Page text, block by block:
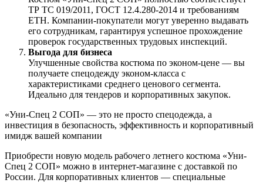
ТР ТС 019/2011, ГОСТ 12.4.280-2014 и требованиям
ЕТН. Компании-покупатели могут уверенно выдавать
его сотрудникам, гарантируя успешное прохождение
проверок государственных трудовых инспекций.
Выгода для бизнеса
Улучшенные свойства костюма по эконом-цене — вы
получаете спецодежду эконом-класса с
характеристиками среднего ценового сегмента.
Идеально для тендеров и корпоративных закупок.
«Уни-Спец 2 СОП» — это не просто спецодежда, а
инвестиция в безопасность, эффективность и корпоративный
имидж вашей компании
Приобрести новую модель рабочего летнего костюма «Уни-
Спец 2 СОП» можно в интернет-магазине с доставкой по
России. Для корпоративных клиентов — специальные